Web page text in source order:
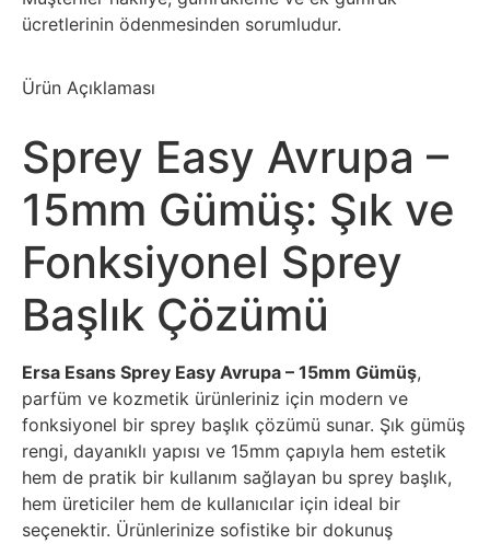
ücretlerinin ödenmesinden sorumludur.
Ürün Açıklaması
Sprey Easy Avrupa –
15mm Gümüş: Şık ve
Fonksiyonel Sprey
Başlık Çözümü
Ersa Esans Sprey Easy Avrupa – 15mm Gümüş,
parfüm ve kozmetik ürünleriniz için modern ve
fonksiyonel bir sprey başlık çözümü sunar. Şık gümüş
rengi, dayanıklı yapısı ve 15mm çapıyla hem estetik
hem de pratik bir kullanım sağlayan bu sprey başlık,
hem üreticiler hem de kullanıcılar için ideal bir
seçenektir. Ürünlerinize sofistike bir dokunuş